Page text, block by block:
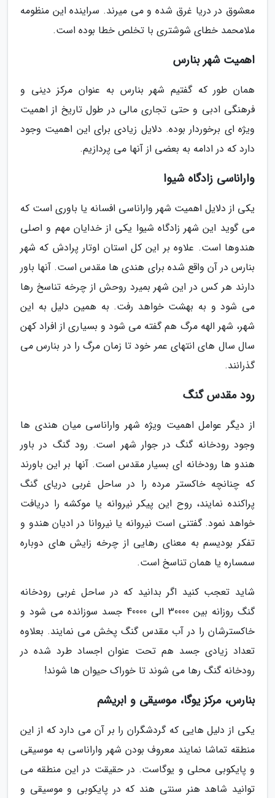
معشوق در دریا غرق شده و می میرند. سراینده این منظومه
ملامحمد خطای شوشتری با تخلص خطا بوده است.
اهمیت شهر بنارس
همان طور که گفتیم شهر بنارس به عنوان مرکز دینی و
فرهنگی ادبی و حتی تجاری مالی در طول تاریخ از اهمیت
ویژه ای برخوردار بوده. دلایل زیادی برای این اهمیت وجود
دارد که در ادامه به بعضی از آنها می پردازیم.
واراناسی زادگاه شیوا
یکی از دلایل اهمیت شهر واراناسی افسانه یا باوری است که
می گوید این شهر زادگاه شیوا یکی از خدایان مهم و اصلی
هندوها است. علاوه بر این کل استان اوتار پرادش که شهر
بنارس در آن واقع شده برای هندی ها مقدس است. آنها باور
دارند هر کس در این شهر بمیرد روحش از چرخه تناسخ رها
می شود و به بهشت خواهد رفت. به همین دلیل به این
شهر، شهر الهه مرگ هم گفته می شود و بسیاری از افراد کهن
سال سال های انتهای عمر خود تا زمان مرگ را در بنارس می
گذرانند.
رود مقدس گنگ
از دیگر عوامل اهمیت ویژه شهر واراناسی میان هندی ها
وجود رودخانه گنگ در جوار شهر است. رود گنگ در باور
هندو ها رودخانه ای بسیار مقدس است. آنها بر این باورند
که چنانچه خاکستر مرده را در ساحل غربی دریای گنگ
پراکنده نمایند، روح این پیکر نیروانه یا موکشه را دریافت
خواهد نمود. گفتنی است نیروانه یا نیروانا در ادیان هندو و
تفکر بودیسم به معنای رهایی از چرخه زایش های دوباره
سمساره یا همان تناسخ است.
شاید تعجب کنید اگر بدانید که در ساحل غربی رودخانه
گنگ روزانه بین 30000 الی 40000 جسد سوزانده می شود و
خاکسترشان را در آب مقدس گنگ پخش می نمایند. بعلاوه
تعداد زیادی جسد هم تحت عنوان اجساد طرد شده در
رودخانه گنگ رها می شوند تا خوراک حیوان ها شوند!
بنارس، مرکز یوگا، موسیقی و ابریشم
یکی از دلیل هایی که گردشگران را بر آن می دارد که از این
منطقه تماشا نمایند معروف بودن شهر واراناسی به موسیقی
و پایکوبی محلی و یوگاست. در حقیقت در این منطقه می
توانید شاهد هنر سنتی هند که در پایکوبی و موسیقی و